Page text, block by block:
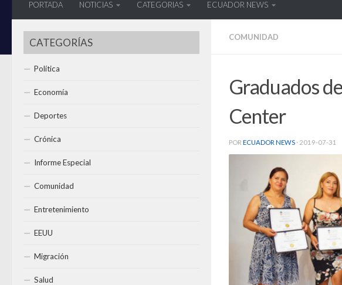
PORTADA NOTICIAS CATEGORIAS ECUADOR NEWS
COMUNIDAD
Graduados
Center
POR ECUADOR NEWS · 2019-07-31
CATEGORÍAS
Política
Economía
Deportes
Crónica
Informe Especial
Comunidad
Entretenimiento
EEUU
Migración
Salud